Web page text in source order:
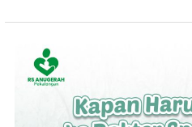
Harus
Periksa